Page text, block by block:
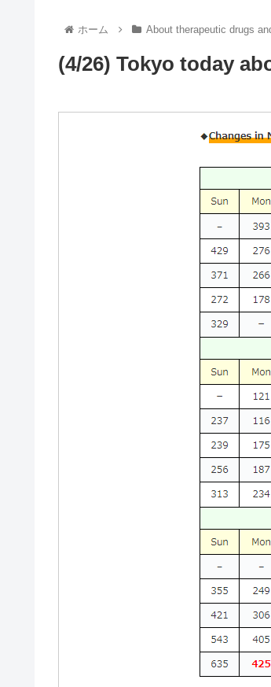
ホーム About therapeutic drugs
(4/26) Tokyo today